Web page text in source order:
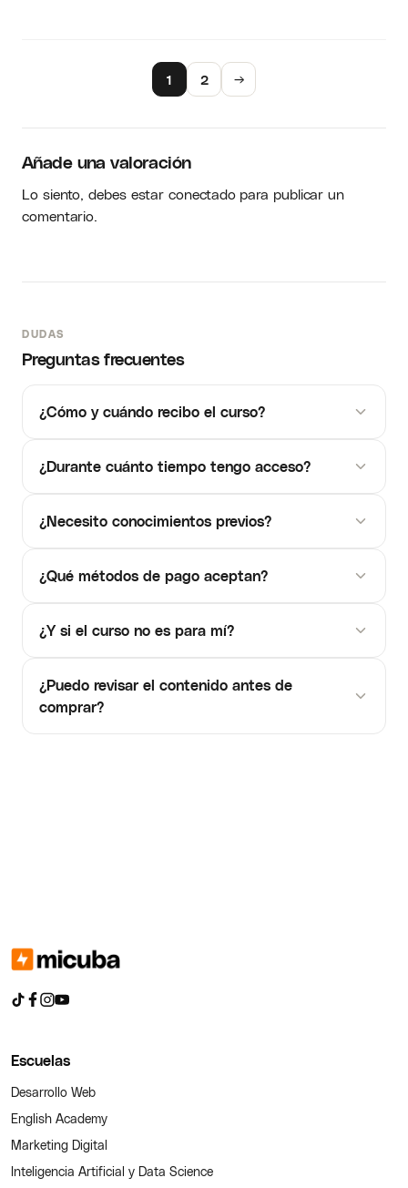
1 2 →
Añade una valoración
Lo siento, debes estarconectadopara publicar un
comentario.
DUDAS
Preguntas frecuentes
¿Cómo y cuándo recibo el curso?
¿Durante cuánto tiempo tengo acceso?
¿Necesito conocimientos previos?
¿Qué métodos de pago aceptan?
¿Y si el curso no es para mí?
¿Puedo revisar el contenido antes de
comprar?
Escuelas
Desarrollo Web
English Academy
Marketing Digital
Inteligencia Artificial y Data Science